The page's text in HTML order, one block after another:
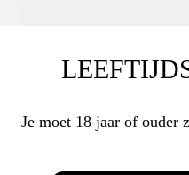
Je moet 18 jaar of ouder